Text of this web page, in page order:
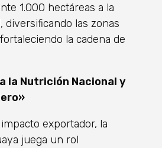
1.000 hectáreas a la
diversificando las zonas
la cadena de
la Nutrición Nacional y
exportador, la
juega un rol